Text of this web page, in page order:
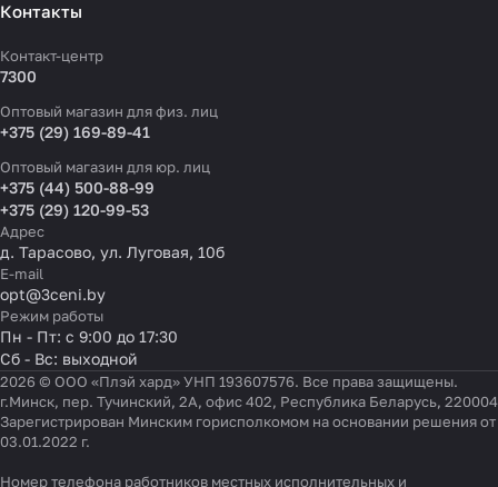
Контакты
Контакт-центр
7300
Оптовый магазин для физ. лиц
+375 (29) 169-89-41
Оптовый магазин для юр. лиц
+375 (44) 500-88-99
+375 (29) 120-99-53
Адрес
д. Тарасово, ул. Луговая, 10б
E-mail
opt@3ceni.by
Режим работы
Пн - Пт: с 9:00 до 17:30
Сб - Вс: выходной
2026 © ООО «Плэй хард» УНП 193607576. Все права защищены.
г.Минск, пер. Тучинский, 2А, офис 402, Республика Беларусь, 220004
Зарегистрирован Минским горисполкомом на основании решения от
03.01.2022 г.
Номер телефона работников местных исполнительных и